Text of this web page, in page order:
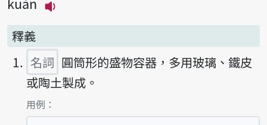
釋義
名詞 圓筒形的盛物容器，多用玻璃、鐵皮
或陶土製成。
第1項釋義的
用例：